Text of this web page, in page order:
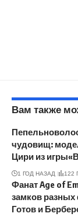
Вам также
чудовищ:
Цири из
1 ГОД НАЗАД 122
Фанат Age of
замков
Готов и